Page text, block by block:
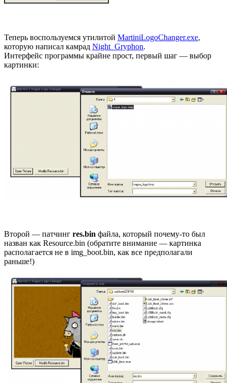
Теперь воспользуемся утилитой MartiniLogoChanger.exe,
которую написал камрад Night_Gryphon.
Интерфейс программы крайне прост, первый шаг — выбор
картинки:
Второй — патчинг res.bin файла, который почему-то был
назван как Resource.bin (обратите внимание — картинка
располагается не в img_boot.bin, как все предполагали
раньше!)